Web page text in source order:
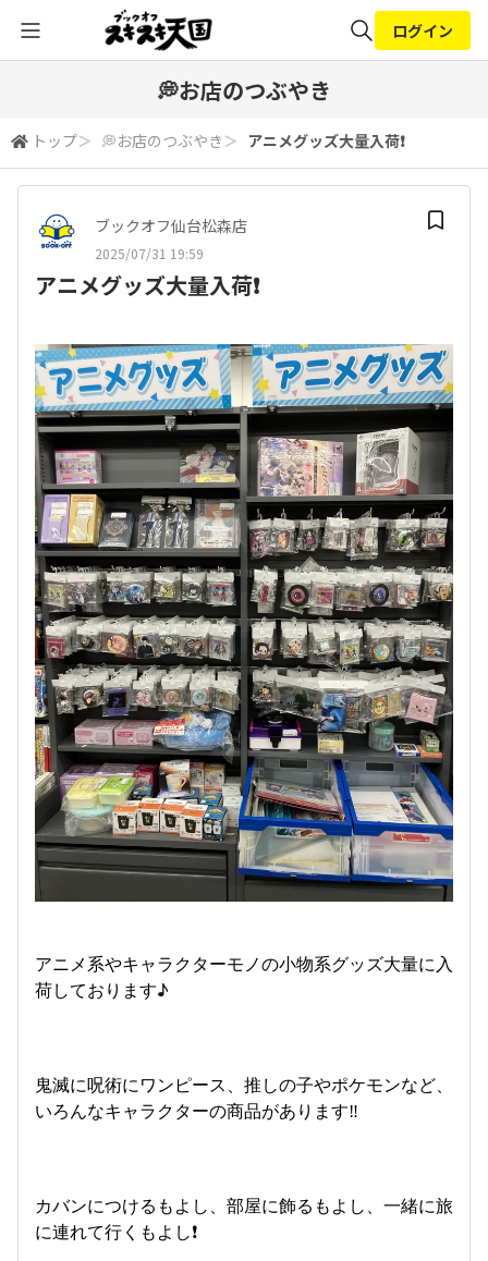
検索
ログイン
💭お店のつぶやき
トップ＞ 💭お店のつぶやき ＞ アニメグッズ大量入荷❗️
ブックオフ仙台松森店
2025/07/31 19:59
アニメグッズ大量入荷❗️
アニメ系やキャラクターモノの小物系グッズ大量に入
荷しております♪
鬼滅に呪術にワンピース、推しの子やポケモンなど、
いろんなキャラクターの商品があります‼️
カバンにつけるもよし、部屋に飾るもよし、一緒に旅
に連れて行くもよし❗️